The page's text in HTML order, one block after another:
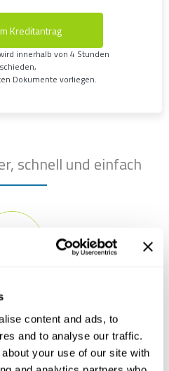
content and ads, to
and to analyse our traffic.
your use of our site with
Kreditantrag
innerhalb von 4 Stunden
Dokumente vorliegen.
schnell und einfach
Datenschutz. Ihre Daten werden
erfolgter Bearbeitung wieder
ihre Finanzierung auch mit einer